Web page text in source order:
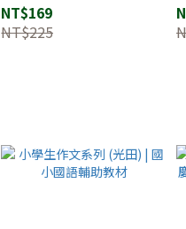
NT$169
NT$225